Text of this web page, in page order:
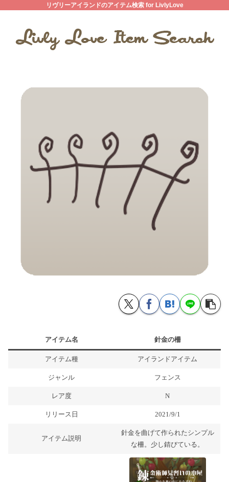
リヴリーアイランドのアイテム検索 for LivlyLove
アイテム名 針金の柵
アイテム種 アイランドアイテム
ジャンル フェンス
レア度 N
リリース日 2021/9/1
アイテム説明
針金を曲げて作られたシンプル
な柵。少し錆びている。